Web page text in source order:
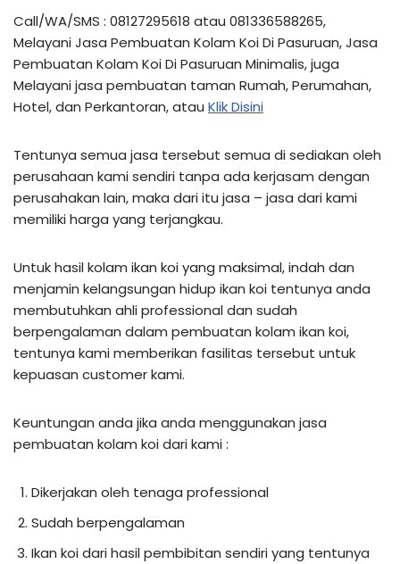
Call/WA/SMS : 08127295618 atau 081336588265,
Melayani Jasa Pembuatan Kolam Koi Di Pasuruan, Jasa
Pembuatan Kolam Koi Di Pasuruan Minimalis, juga
Melayani jasa pembuatan taman Rumah, Perumahan,
Hotel, dan Perkantoran, atau Klik Disini
Tentunya semua jasa tersebut semua di sediakan oleh
perusahaan kami sendiri tanpa ada kerjasam dengan
perusahakan lain, maka dari itu jasa – jasa dari kami
memiliki harga yang terjangkau.
Untuk hasil kolam ikan koi yang maksimal, indah dan
menjamin kelangsungan hidup ikan koi tentunya anda
membutuhkan ahli professional dan sudah
berpengalaman dalam pembuatan kolam ikan koi,
tentunya kami memberikan fasilitas tersebut untuk
kepuasan customer kami.
Keuntungan anda jika anda menggunakan jasa
pembuatan kolam koi dari kami :
Dikerjakan oleh tenaga professional
Sudah berpengalaman
Ikan koi dari hasil pembibitan sendiri yang tentunya